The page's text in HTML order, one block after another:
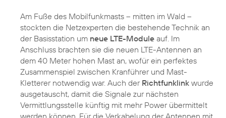
Am Fuße des Mobilfunkmasts – mitten im Wald –
stockten die Netzexperten die bestehende Technik an
der Basisstation um neue LTE-Module auf. Im
Anschluss brachten sie die neuen LTE-Antennen an
dem 40 Meter hohen Mast an, wofür ein perfektes
Zusammenspiel zwischen Kranführer und Mast-
Kletterer notwendig war. Auch der Richtfunklink wurde
ausgetauscht, damit die Signale zur nächsten
Vermittlungsstelle künftig mit mehr Power übermittelt